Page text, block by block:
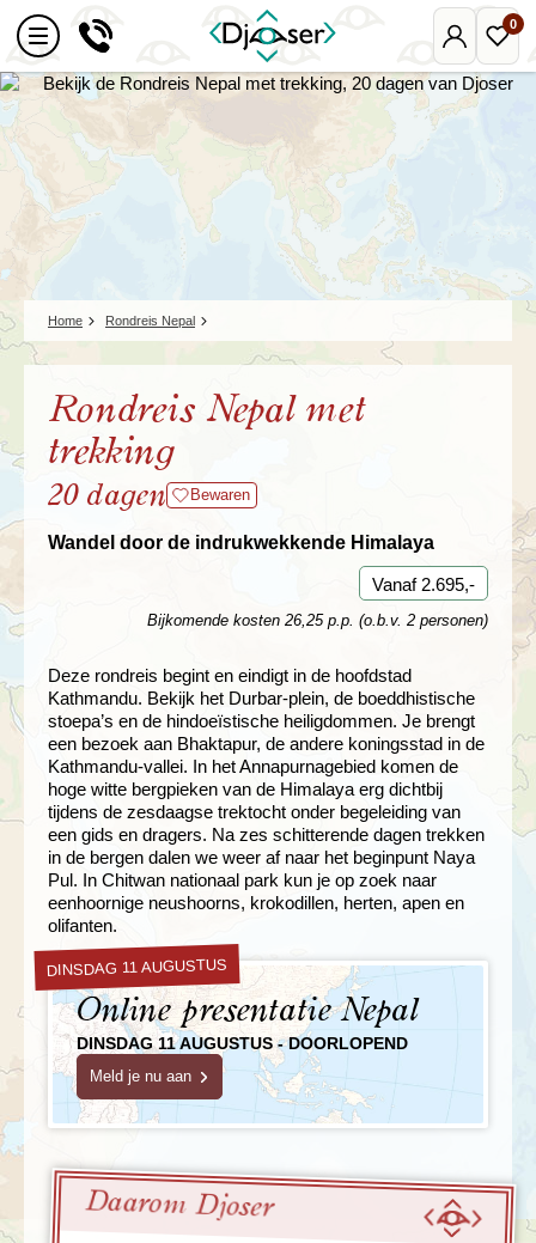
Mijn
Djoser
0
Home Rondreis Nepal
Rondreis Nepal met
trekking
20 dagen Bewaren
Wandel door de indrukwekkende Himalaya
Vanaf 2.695,-
Bijkomende kosten 26,25 p.p. (o.b.v. 2 personen)
Deze rondreis begint en eindigt in de hoofdstad
Kathmandu. Bekijk het Durbar-plein, de boeddhistische
stoepa’s en de hindoeïstische heiligdommen. Je brengt
een bezoek aan Bhaktapur, de andere koningsstad in de
Kathmandu-vallei. In het Annapurnagebied komen de
hoge witte bergpieken van de Himalaya erg dichtbij
tijdens de zesdaagse trektocht onder begeleiding van
een gids en dragers. Na zes schitterende dagen trekken
in de bergen dalen we weer af naar het beginpunt Naya
Pul. In Chitwan nationaal park kun je op zoek naar
eenhoornige neushoorns, krokodillen, herten, apen en
olifanten.
DINSDAG 11 AUGUSTUS
Online presentatie Nepal
DINSDAG 11 AUGUSTUS - DOORLOPEND
Meld je nu aan
Daarom Djoser